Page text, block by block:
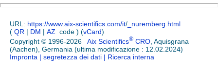
URL: https://www.aix-scientifics.com/it/ _nuremberg.html
( QR | DM | AZ code ) (vCard)
Copyright © 1996-2026 Aix Scientifics® CRO , Aquisgrana
(Aachen), Germania (ultima modificazione : 12.02.2024)
Impronta | segretezza dei dati | Ricerca interna